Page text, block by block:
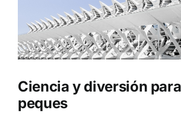
Ciencia y diversión
peques